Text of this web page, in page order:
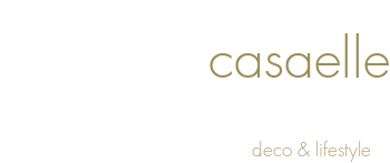
casaelle
deco & lifestyle